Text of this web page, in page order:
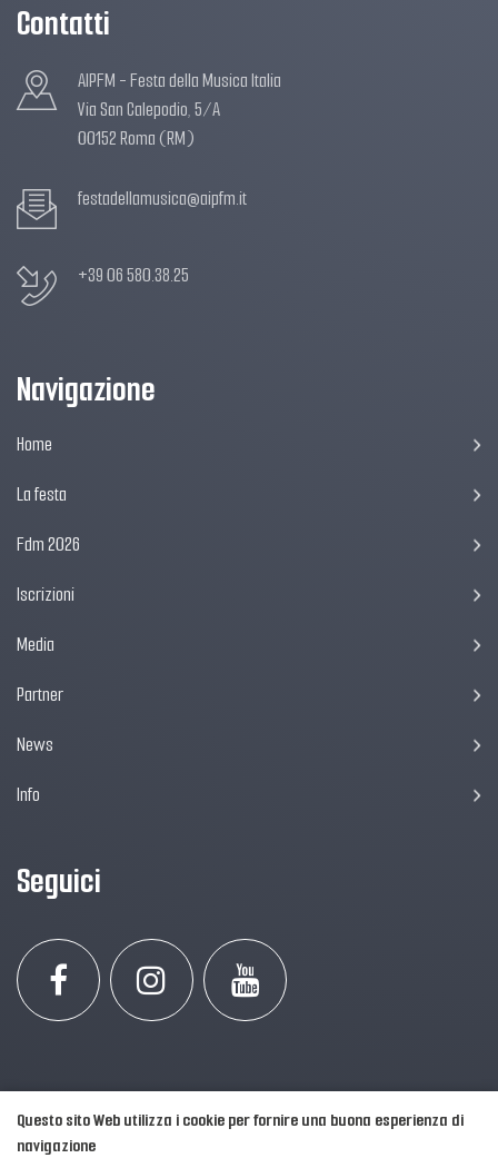
Contatti
AIPFM - Festa della Musica Italia
Via San Calepodio, 5/A
00152 Roma (RM)
festadellamusica@aipfm.it
+39 06 580.38.25
Navigazione
Home
La festa
Fdm 2026
Iscrizioni
Media
Partner
News
Info
Seguici
Questo sito Web utilizza i cookie per fornire una buona esperienza di
navigazione